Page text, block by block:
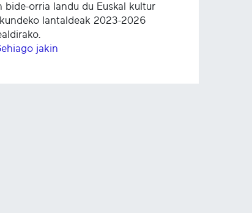
bide-orria landu du Euskal kultur
lantaldeak 2023-2026
jakin